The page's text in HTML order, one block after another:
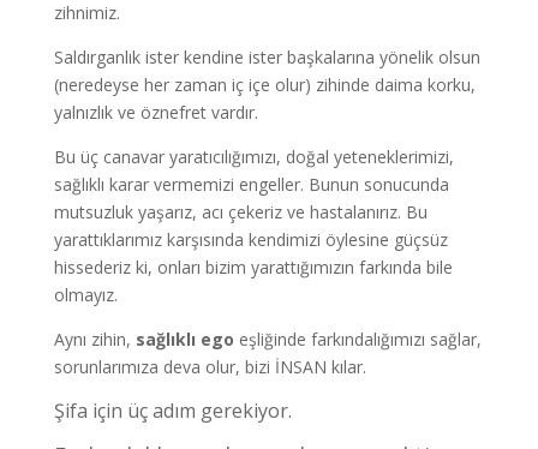
zihnimiz.
Saldırganlık ister kendine ister başkalarına yönelik olsun
(neredeyse her zaman iç içe olur) zihinde daima korku,
yalnızlık ve öznefret vardır.
Bu üç canavar yaratıcılığımızı, doğal yeteneklerimizi,
sağlıklı karar vermemizi engeller. Bunun sonucunda
mutsuzluk yaşarız, acı çekeriz ve hastalanırız. Bu
yarattıklarımız karşısında kendimizi öylesine güçsüz
hissederiz ki, onları bizim yarattığımızın farkında bile
olmayız.
Aynı zihin, sağlıklı ego eşliğinde farkındalığımızı sağlar,
sorunlarımıza deva olur, bizi İNSAN kılar.
Şifa için üç adım gerekiyor.